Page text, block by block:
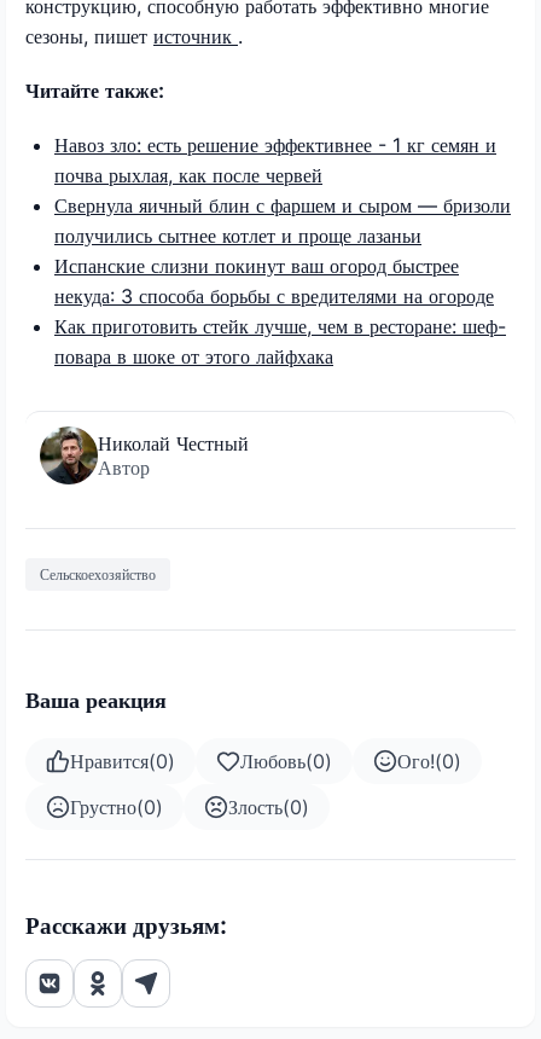
конструкцию, способную работать эффективно многие
сезоны, пишет источник .
Читайте также:
Навоз зло: есть решение эффективнее - 1 кг семян и
почва рыхлая, как после червей
Свернула яичный блин с фаршем и сыром — бризоли
получились сытнее котлет и проще лазаньи
Испанские слизни покинут ваш огород быстрее
некуда: 3 способа борьбы с вредителями на огороде
Как приготовить стейк лучше, чем в ресторане: шеф-
повара в шоке от этого лайфхака
Николай Честный
Автор
Сельскоехозяйство
Ваша реакция
Нравится(0) Любовь(0) Ого!(0)
Грустно(0) Злость(0)
Расскажи друзьям: